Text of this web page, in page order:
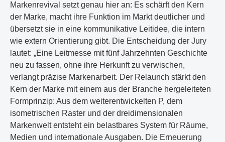
Markenrevival setzt genau hier an: Es schärft den Kern
der Marke, macht ihre Funktion im Markt deutlicher und
übersetzt sie in eine kommunikative Leitidee, die intern
wie extern Orientierung gibt. Die Entscheidung der Jury
lautet: „Eine Leitmesse mit fünf Jahrzehnten Geschichte
neu zu fassen, ohne ihre Herkunft zu verwischen,
verlangt präzise Markenarbeit. Der Relaunch stärkt den
Kern der Marke mit einem aus der Branche hergeleiteten
Formprinzip: Aus dem weiterentwickelten P, dem
isometrischen Raster und der dreidimensionalen
Markenwelt entsteht ein belastbares System für Räume,
Medien und internationale Ausgaben. Die Erneuerung